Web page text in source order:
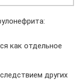
как отдельное
других